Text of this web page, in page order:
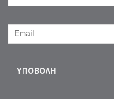
ΥΠΟΒΟΛΉ